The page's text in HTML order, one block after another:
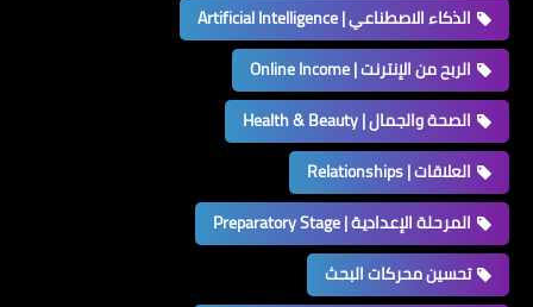
الذكاء الاصطناعي | Artificial Intelligence
الربح من الإنترنت | Online Income
الصحة والجمال | Health & Beauty
العلاقات | Relationships
المرحلة الإعدادية | Preparatory Stage
تحسين محركات البحث